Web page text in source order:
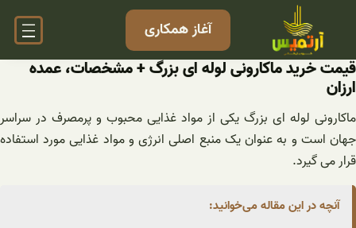
آغاز همکاری
قیمت خرید ماکارونی لوله ای بزرگ + مشخصات، عمده
ارزان
ماکارونی لوله ای بزرگ یکی از مواد غذایی محبوب و پرمصرف در سراسر
جهان است و به عنوان یک منبع اصلی انرژی و مواد غذایی مورد استفاده
قرار می گیرد.
آنچه در این مقاله می‌خوانید: